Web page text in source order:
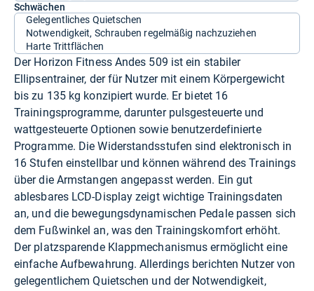
Schwächen
Gelegentliches Quietschen
Notwendigkeit, Schrauben regelmäßig nachzuziehen
Harte Trittflächen
Der Horizon Fitness Andes 509 ist ein stabiler
Ellipsentrainer, der für Nutzer mit einem Körpergewicht
bis zu 135 kg konzipiert wurde. Er bietet 16
Trainingsprogramme, darunter pulsgesteuerte und
wattgesteuerte Optionen sowie benutzerdefinierte
Programme. Die Widerstandsstufen sind elektronisch in
16 Stufen einstellbar und können während des Trainings
über die Armstangen angepasst werden. Ein gut
ablesbares LCD-Display zeigt wichtige Trainingsdaten
an, und die bewegungsdynamischen Pedale passen sich
dem Fußwinkel an, was den Trainingskomfort erhöht.
Der platzsparende Klappmechanismus ermöglicht eine
einfache Aufbewahrung. Allerdings berichten Nutzer von
gelegentlichem Quietschen und der Notwendigkeit,